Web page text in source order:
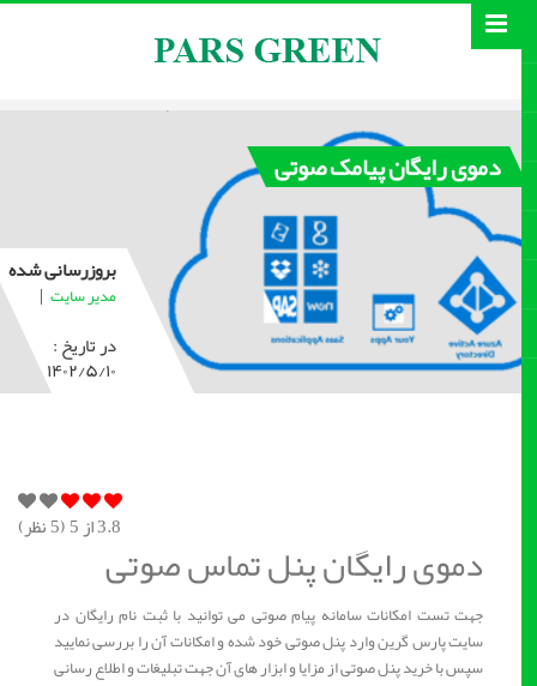
دموی رایگان پیامک صوتی
بروزرسانی شده
مدیر سایت |
در تاریخ :
۱۴۰۲/۵/۱۰
3.8از 5 ( 5نظر)
دموی رایگان پنل تماس صوتی
جهت تست امکانات سامانه پیام صوتی می توانید با ثبت نام رایگان در
سایت پارس گرین وارد پنل صوتی خود شده و امکانات آن را بررسی نمایید
سپس با خرید پنل صوتی از مزایا و ابزار های آن جهت تبلیغات و اطلاع رسانی